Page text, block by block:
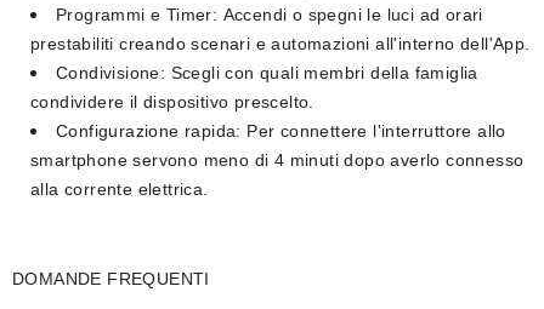
Programmi e Timer: Accendi o spegni le luci ad orari
prestabiliti creando scenari e automazioni all'interno dell'App.
Condivisione: Scegli con quali membri della famiglia
condividere il dispositivo prescelto.
Configurazione rapida: Per connettere l'interruttore allo
smartphone servono meno di 4 minuti dopo averlo connesso
alla corrente elettrica.
DOMANDE FREQUENTI